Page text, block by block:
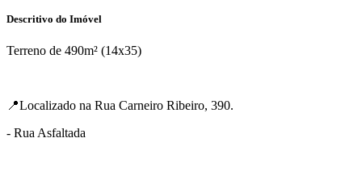
Descritivo do Imóvel
Terreno de 490m² (14x35)
📍Localizado na Rua Carneiro Ribeiro, 390.
- Rua Asfaltada